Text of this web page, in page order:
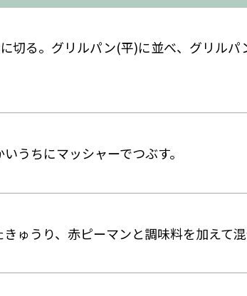
切る。グリルパン(平)に並べ、グリル
うちにマッシャーでつぶす。
ゅうり、赤ピーマンと調味料を加えて混